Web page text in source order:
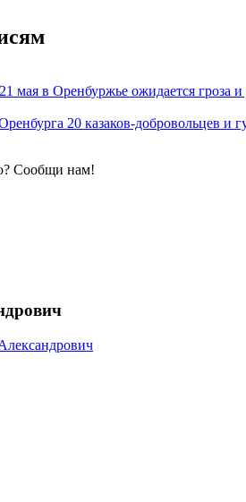
мая в Оренбуржье ожидается гроза и
20 казаков-добровольцев и
Сообщи нам!